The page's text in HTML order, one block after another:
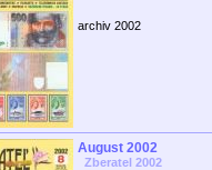
archiv 2002
August 2002
Zberatel 2002